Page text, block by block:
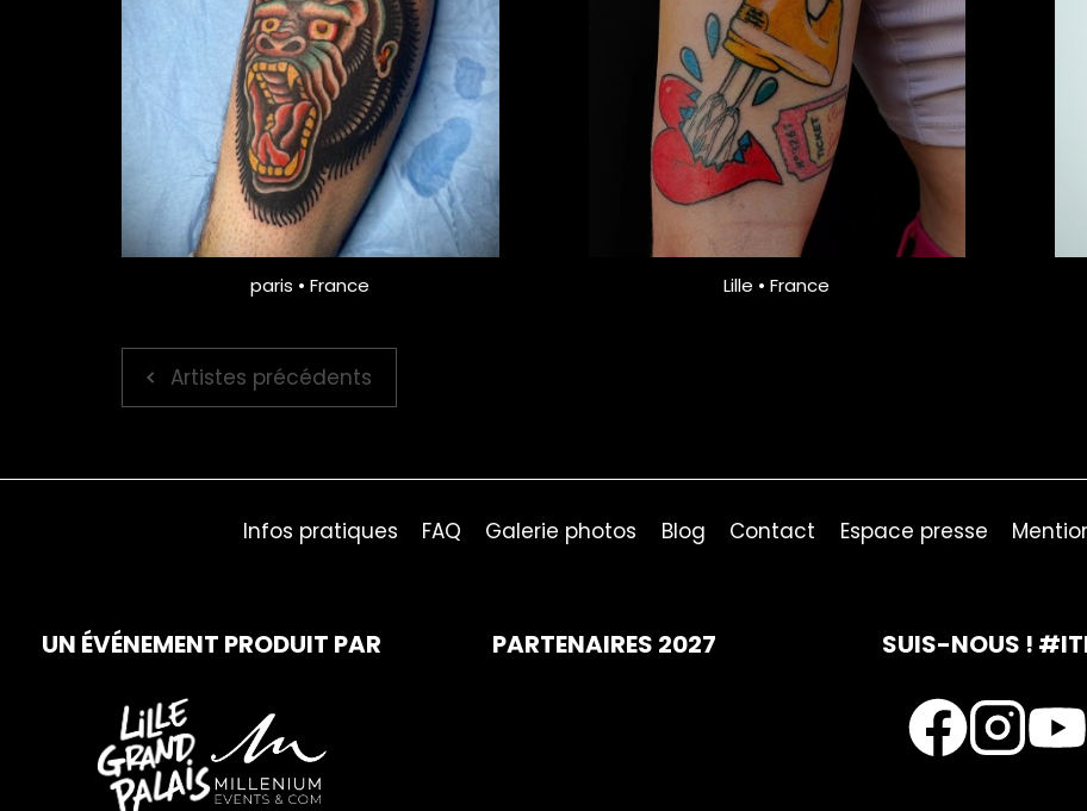
paris • France Lille • France
Artistes précédents
Infos pratiques FAQ Galerie photos Blog Contact Espace presse
UN ÉVÉNEMENT PRODUIT PAR PARTENAIRES 2027 SUIS-NOUS !